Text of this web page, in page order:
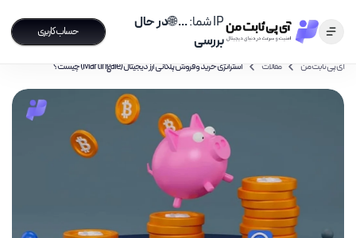
IP شما: ...
🌐در حال
بررسی
حساب کاربری
آی پی ثابت من مقالات استراتژی خرید و فروش پلکانی ارز دیجیتال (Martingale) چیست؟